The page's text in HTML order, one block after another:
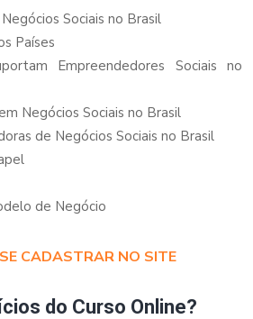
Sociais no Brasil
Países
Empreendedores Sociais no
Negócios Sociais no Brasil
de Negócios Sociais no Brasil
de Negócio
CADASTRAR NO SITE
do Curso Online?